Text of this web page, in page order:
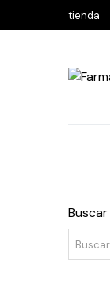
tienda
Buscar